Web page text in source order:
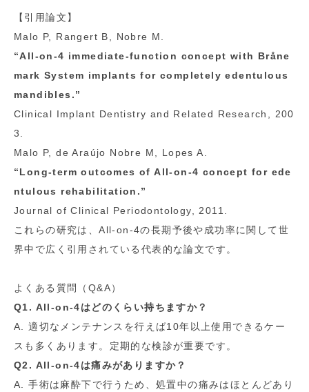
【引用論文】
Malo P, Rangert B, Nobre M.
“All-on-4 immediate-function concept with Bråne
mark System implants for completely edentulous
mandibles.”
Clinical Implant Dentistry and Related Research, 200
3.
Malo P, de Araújo Nobre M, Lopes A.
“Long-term outcomes of All-on-4 concept for ede
ntulous rehabilitation.”
Journal of Clinical Periodontology, 2011.
これらの研究は、All-on-4の長期予後や成功率に関して世
界中で広く引用されている代表的な論文です。
よくある質問（Q&A）
Q1. All-on-4はどのくらい持ちますか？
A. 適切なメンテナンスを行えば10年以上使用できるケー
スも多くあります。定期的な検診が重要です。
Q2. All-on-4は痛みがありますか？
A. 手術は麻酔下で行うため、処置中の痛みはほとんどあり